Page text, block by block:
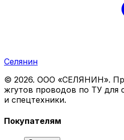
Селянин
© 2026. ООО «СЕЛЯНИН».
жгутов проводов по ТУ для
и спецтехники.
Покупателям